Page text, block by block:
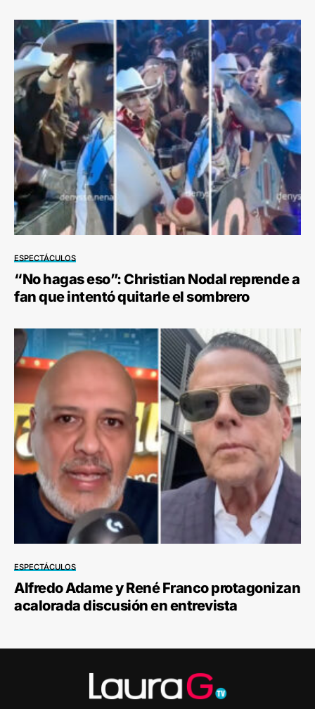
ESPECTÁCULOS
“No hagas eso”: Christian Nodal reprende a
fan que intentó quitarle el sombrero
ESPECTÁCULOS
Alfredo Adame y René Franco protagonizan
acalorada discusión en entrevista